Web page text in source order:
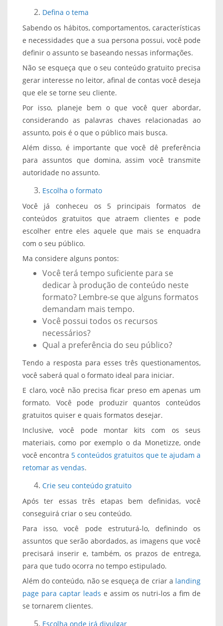
Defina o tema
Sabendo os hábitos, comportamentos, características
e necessidades que a sua persona possui, você pode
definir o assunto se baseando nessas informações.
Não se esqueça que o seu conteúdo gratuito precisa
gerar interesse no leitor, afinal de contas você deseja
que ele se torne seu cliente.
Por isso, planeje bem o que você quer abordar,
considerando as palavras chaves relacionadas ao
assunto, pois é o que o público mais busca.
Além disso, é importante que você dê preferência
para assuntos que domina, assim você transmite
autoridade no assunto.
Escolha o formato
Você já conheceu os 5 principais formatos de
conteúdos gratuitos que atraem clientes e pode
escolher entre eles aquele que mais se enquadra
com o seu público.
Ma considere alguns pontos:
Você terá tempo suficiente para se
dedicar à produção de conteúdo neste
formato? Lembre-se que alguns formatos
demandam mais tempo.
Você possui todos os recursos
necessários?
Qual a preferência do seu público?
Tendo a resposta para esses três questionamentos,
você saberá qual o formato ideal para iniciar.
E claro, você não precisa ficar preso em apenas um
formato. Você pode produzir quantos conteúdos
gratuitos quiser e quais formatos desejar.
Inclusive, você pode montar kits com os seus
materiais, como por exemplo o da Monetizze, onde
você encontra 5 conteúdos gratuitos que te ajudam a
retomar as vendas.
Crie seu conteúdo gratuito
Após ter essas três etapas bem definidas, você
conseguirá criar o seu conteúdo.
Para isso, você pode estruturá-lo, definindo os
assuntos que serão abordados, as imagens que você
precisará inserir e, também, os prazos de entrega,
para que tudo ocorra no tempo estipulado.
Além do conteúdo, não se esqueça de criar a landing
page para captar leads e assim os nutri-los a fim de
se tornarem clientes.
Escolha onde irá divulgar